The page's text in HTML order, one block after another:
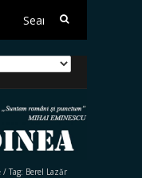
Search
/ Tag: Berel Lazăr